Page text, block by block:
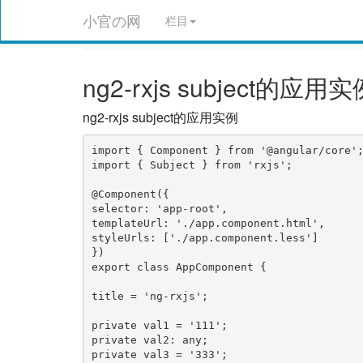
小官の网 栏目
ng2-rxjs subject的应用实
ng2-rxjs subject的应用实例
import { Component } from '@angular/core';
import { Subject } from 'rxjs';
@Component({
selector: 'app-root',
templateUrl: './app.component.html',
styleUrls: ['./app.component.less']
})
export class AppComponent {
title = 'ng-rxjs';
private val1 = '111';
private val2: any;
private val3 = '333';